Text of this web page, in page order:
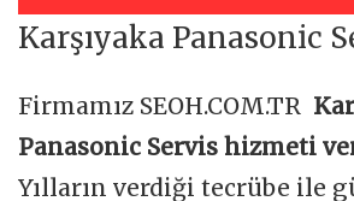
Karşıyaka Panasonic
Firmamız SEOH.COM.TR
Panasonic Servis hizmeti
Yılların verdiği tecrübe ile